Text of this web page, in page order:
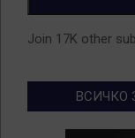
Join 17K other
ВСИЧКО